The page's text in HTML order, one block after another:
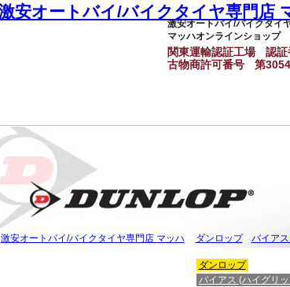
激安オートバイ/バイクタイ
マッハオンラインショップ
関東運輸認証工場
認
古物商許可番号
第
激安オートバイ/バイクタイヤ専門店 マッハ ダンロップ バイア
ダンロップ
バイアス (ハイグリ